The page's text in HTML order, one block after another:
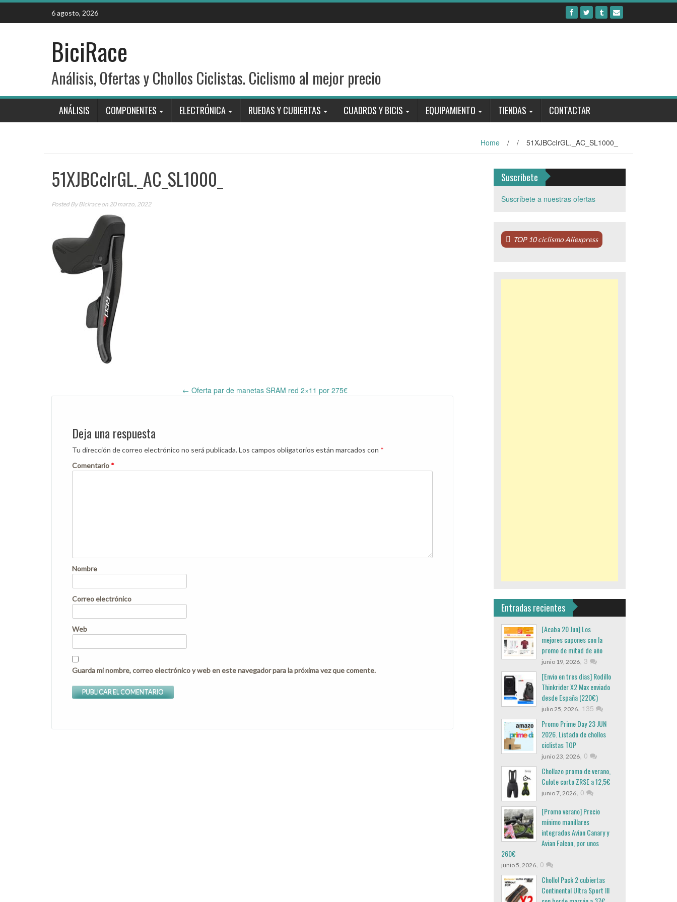
Skip
content
6 agosto, 2026
BiciRace
Análisis, Ofertas y Chollos Ciclistas. Ciclismo al mejor precio
ANÁLISIS COMPONENTES ELECTRÓNICA RUEDAS Y CUBIERTAS CUADROS Y BICIS EQUIPAMIENTO TIENDAS CONTACTAR
Home / / 51XJBCcIrGL._AC_SL1000_
51XJBCcIrGL._AC_SL1000_
Posted ByBiciraceon 20 marzo, 2022
Post
navigation
← Oferta par de manetas SRAM red 2×11 por 275€
Deja una respuesta
Tu dirección de correo electrónico no será publicada.Los campos obligatorios están marcados con *
Comentario *
Nombre
Correo electrónico
Web
Guarda mi nombre, correo electrónico y web en este navegador para la próxima vez que comente.
Suscríbete
Suscríbete a nuestras ofertas
TOP 10 ciclismo Aliexpress
Entradas recientes
[Acaba 20 Jun] Los
mejores cupones con la
promo de mitad de año
junio 19, 2026, 3
[Envio en tres dias] Rodillo
Thinkrider X2 Max enviado
desde España (220€)
julio 25, 2026, 135
Promo Prime Day 23 JUN
2026. Listado de chollos
ciclistas TOP
junio 23, 2026, 0
Chollazo promo de verano,
Culote corto ZRSE a 12,5€
junio 7, 2026, 0
[Promo verano] Precio
mínimo manillares
integrados Avian Canary y
Avian Falcon, por unos
260€
junio 5, 2026, 0
Chollo! Pack 2 cubiertas
Continental Ultra Sport III